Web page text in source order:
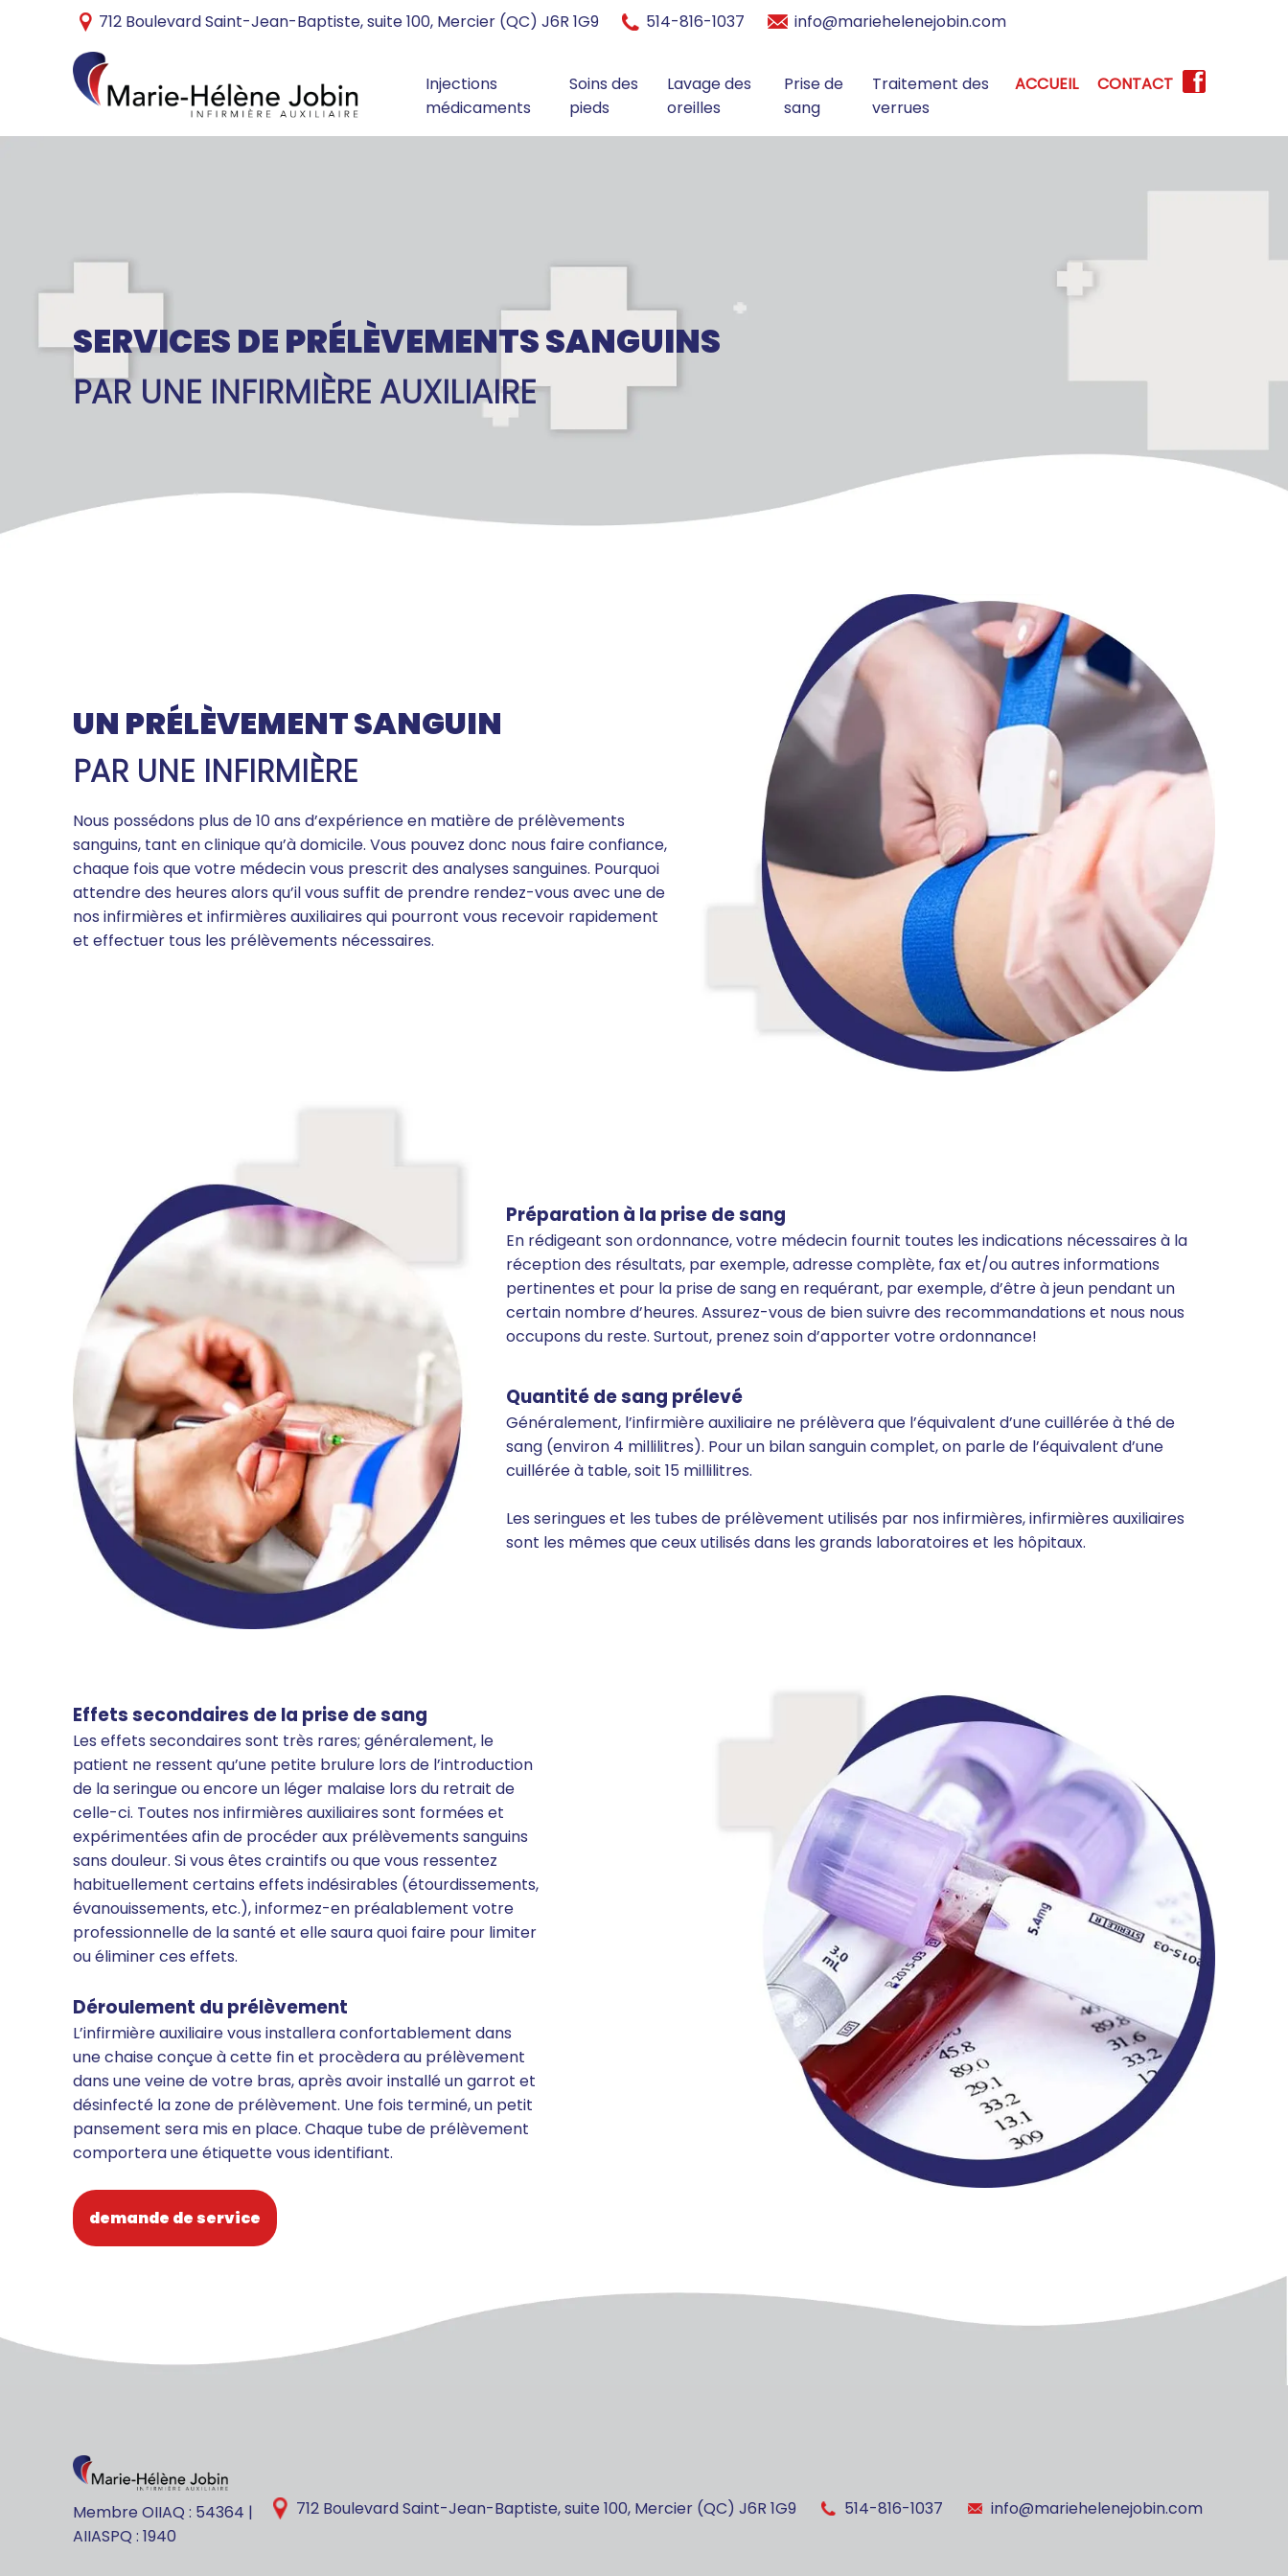
712 Boulevard Saint-Jean-Baptiste, suite 100, Mercier (QC) J6R 1G9 514-816-1037 info@mariehelenejobin.com
Injections
médicaments
Soins des
pieds
Lavage des
oreilles
Prise de
sang
Traitement des
verrues
ACCUEIL CONTACT
SERVICES DE PRÉLÈVEMENTS SANGUINS
PAR UNE INFIRMIÈRE AUXILIAIRE
UN PRÉLÈVEMENT SANGUIN
PAR UNE INFIRMIÈRE
Nous possédons plus de 10 ans d’expérience en matière de prélèvements
sanguins, tant en clinique qu’à domicile. Vous pouvez donc nous faire confiance,
chaque fois que votre médecin vous prescrit des analyses sanguines. Pourquoi
attendre des heures alors qu’il vous suffit de prendre rendez-vous avec une de
nos infirmières et infirmières auxiliaires qui pourront vous recevoir rapidement
et effectuer tous les prélèvements nécessaires.
Préparation à la prise de sang
En rédigeant son ordonnance, votre médecin fournit toutes les indications nécessaires à la
réception des résultats, par exemple, adresse complète, fax et/ou autres informations
pertinentes et pour la prise de sang en requérant, par exemple, d’être à jeun pendant un
certain nombre d’heures. Assurez-vous de bien suivre des recommandations et nous nous
occupons du reste. Surtout, prenez soin d’apporter votre ordonnance!
Quantité de sang prélevé
Généralement, l’infirmière auxiliaire ne prélèvera que l’équivalent d’une cuillérée à thé de
sang (environ 4 millilitres). Pour un bilan sanguin complet, on parle de l’équivalent d’une
cuillérée à table, soit 15 millilitres.
Les seringues et les tubes de prélèvement utilisés par nos infirmières, infirmières auxiliaires
sont les mêmes que ceux utilisés dans les grands laboratoires et les hôpitaux.
Effets secondaires de la prise de sang
Les effets secondaires sont très rares; généralement, le
patient ne ressent qu’une petite brulure lors de l’introduction
de la seringue ou encore un léger malaise lors du retrait de
celle-ci. Toutes nos infirmières auxiliaires sont formées et
expérimentées afin de procéder aux prélèvements sanguins
sans douleur. Si vous êtes craintifs ou que vous ressentez
habituellement certains effets indésirables (étourdissements,
évanouissements, etc.), informez-en préalablement votre
professionnelle de la santé et elle saura quoi faire pour limiter
ou éliminer ces effets.
Déroulement du prélèvement
L’infirmière auxiliaire vous installera confortablement dans
une chaise conçue à cette fin et procèdera au prélèvement
dans une veine de votre bras, après avoir installé un garrot et
désinfecté la zone de prélèvement. Une fois terminé, un petit
pansement sera mis en place. Chaque tube de prélèvement
comportera une étiquette vous identifiant.
demande de service
Membre OIIAQ : 54364 |
AIIASPQ : 1940
712 Boulevard Saint-Jean-Baptiste, suite 100, Mercier (QC) J6R 1G9 514-816-1037 info@mariehelenejobin.com